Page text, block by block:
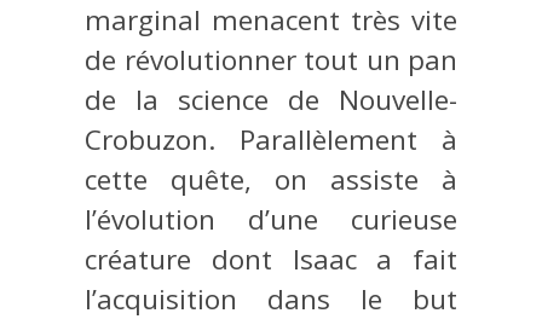
marginal menacent très vite
de révolutionner tout un pan
de la science de Nouvelle-
Crobuzon. Parallèlement à
cette quête, on assiste à
l’évolution d’une curieuse
créature dont Isaac a fait
l’acquisition dans le but